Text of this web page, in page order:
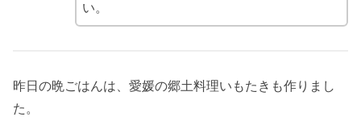
い。
昨日の晩ごはんは、愛媛の郷土料理いもたきも作りまし
た。